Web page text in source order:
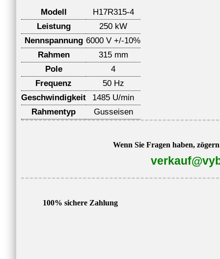
Modell
H17R315-4
Leistung
250 kW
Nennspannung 6000 V +/-10%
Rahmen
315 mm
Pole
4
Frequenz
50 Hz
Geschwindigkeit
1485 U/min
Rahmentyp
Gusseisen
Wenn Sie Fragen haben,
100% sichere Zahlung